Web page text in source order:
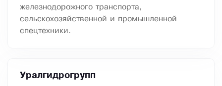
железнодорожного транспорта,
сельскохозяйственной и промышленной
спецтехники.
Уралгидрогрупп